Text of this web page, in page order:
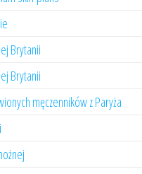
Brytanii
Brytanii
męczenników z Paryża